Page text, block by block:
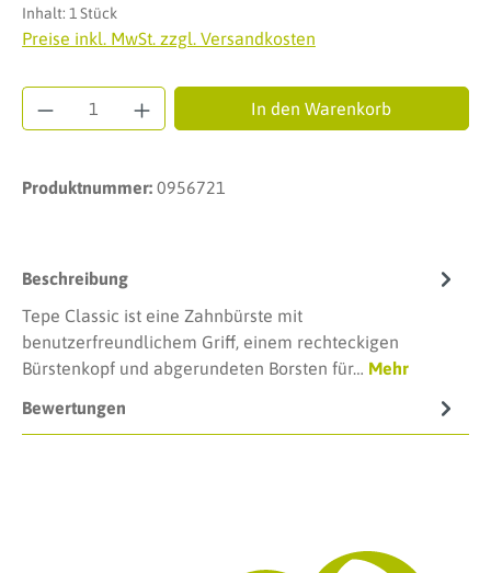
Inhalt: 1 Stück
Preise inkl. MwSt. zzgl. Versandkosten
Produkt Anzahl: Gib den gewünschten
In den Warenkorb
Produktnummer: 0956721
Beschreibung
Tepe Classic ist eine Zahnbürste mit
benutzerfreundlichem Griff, einem rechteckigen
Bürstenkopf und abgerundeten Borsten für… Mehr
Bewertungen